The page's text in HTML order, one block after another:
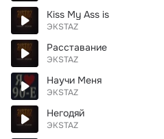
Kiss My Ass is
ЭКSТАZ
Расставание
ЭКSТАZ
Научи Меня
ЭКSТАZ
Негодяй
ЭКSТАZ